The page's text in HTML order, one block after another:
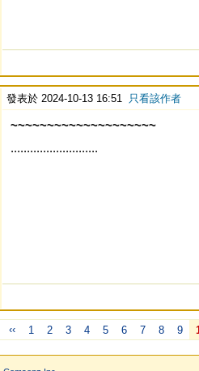
發表於 2024-10-13 16:51 只看該作者
~~~~~~~~~~~~~~~~~~~~
...........................
‹‹ 1 2 3 4 5 6 7 8 9